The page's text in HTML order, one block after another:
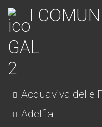
I
Acquaviva delle
Adelfia